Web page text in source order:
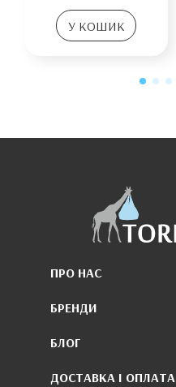
У КОШИК
ПРО НАС
БРЕНДИ
БЛОГ
ДОСТАВКА І ОПЛАТА